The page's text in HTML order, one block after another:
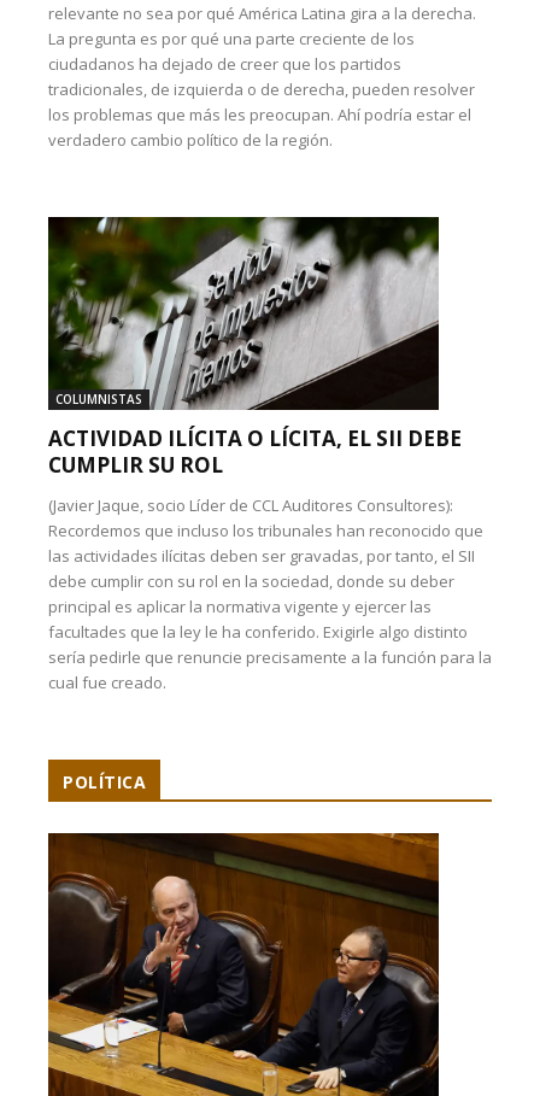
relevante no sea por qué América Latina gira a la derecha.
La pregunta es por qué una parte creciente de los
ciudadanos ha dejado de creer que los partidos
tradicionales, de izquierda o de derecha, pueden resolver
los problemas que más les preocupan. Ahí podría estar el
verdadero cambio político de la región.
COLUMNISTAS
ACTIVIDAD ILÍCITA O LÍCITA, EL SII DEBE
CUMPLIR SU ROL
(Javier Jaque, socio Líder de CCL Auditores Consultores):
Recordemos que incluso los tribunales han reconocido que
las actividades ilícitas deben ser gravadas, por tanto, el SII
debe cumplir con su rol en la sociedad, donde su deber
principal es aplicar la normativa vigente y ejercer las
facultades que la ley le ha conferido. Exigirle algo distinto
sería pedirle que renuncie precisamente a la función para la
cual fue creado.
POLÍTICA